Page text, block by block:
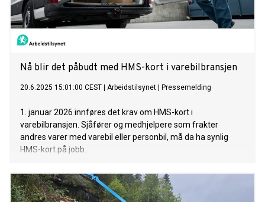
Nå blir det påbudt med HMS-kort i varebilbransjen
20.6.2025 15:01:00 CEST Arbeidstilsynet Pressemelding
1. januar 2026 innføres det krav om HMS-kort i
varebilbransjen. Sjåfører og medhjelpere som frakter
andres varer med varebil eller personbil, må da ha synlig
HMS-kort på jobb.